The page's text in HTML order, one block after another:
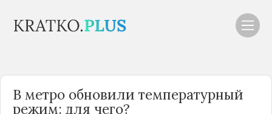
В метро обновили температурный
режим: для чего?